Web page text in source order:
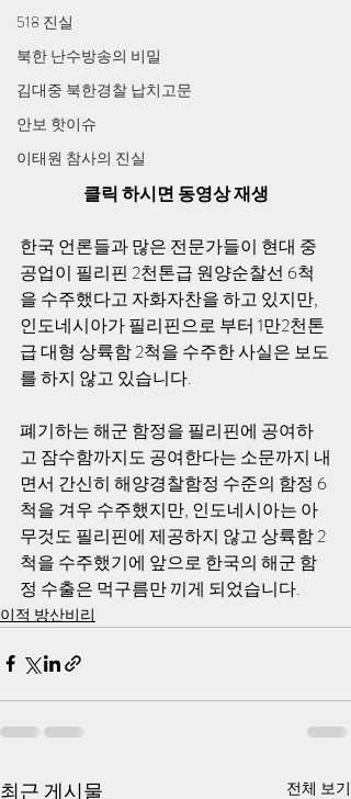
518 진실
북한 난수방송의 비밀
김대중 북한경찰 납치고문
안보 핫이슈
이태원 참사의 진실
클릭 하시면 동영상 재생
한국 언론들과 많은 전문가들이 현대 중
공업이 필리핀 2천톤급 원양순찰선 6척
을 수주했다고 자화자찬을 하고 있지만,
인도네시아가 필리핀으로 부터 1만2천톤
급 대형 상륙함 2척을 수주한 사실은 보도
를 하지 않고 있습니다.
폐기하는 해군 함정을 필리핀에 공여하
고 잠수함까지도 공여한다는 소문까지 내
면서 간신히 해양경찰함정 수준의 함정 6
척을 겨우 수주했지만, 인도네시아는 아
무것도 필리핀에 제공하지 않고 상륙함 2
척을 수주했기에 앞으로 한국의 해군 함
정 수출은 먹구름만 끼게 되었습니다.
이적 방산비리
최근 게시물 전체 보기